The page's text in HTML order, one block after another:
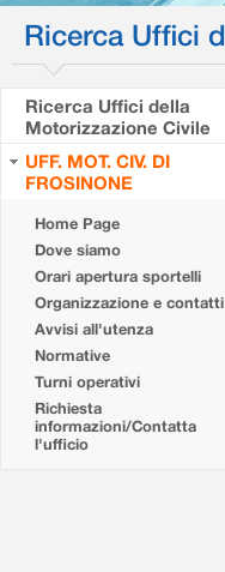
Ricerca Uffici
Ricerca Uffici della
Motorizzazione Civile
UFF. MOT. CIV. DI
FROSINONE
Home Page
Dove siamo
Orari apertura sportelli
Organizzazione e contatti
Avvisi all'utenza
Normative
Turni operativi
Richiesta
informazioni/Contatta
l'ufficio